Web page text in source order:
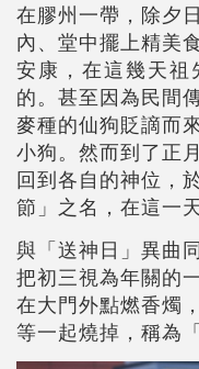
在膠州一帶，除夕
內、堂中擺上精美
安康，在這幾天祖
的。甚至因為民間
麥種的仙狗貶謫而
小狗。然而到了正
回到各自的神位，
節」之名，在這一
與「送神日」異曲
把初三視為年關的
在大門外點燃香燭
等一起燒掉，稱為